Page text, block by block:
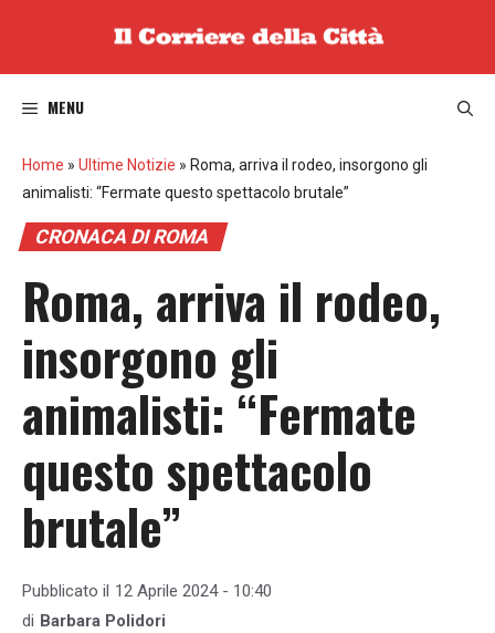
MENU
Home » Ultime Notizie » Roma, arriva il rodeo, insorgono gli
animalisti: “Fermate questo spettacolo brutale”
CRONACA DI ROMA
Roma, arriva il rodeo,
insorgono gli
animalisti: “Fermate
questo spettacolo
brutale”
Pubblicato il 12 Aprile 2024 - 10:40
di Barbara Polidori